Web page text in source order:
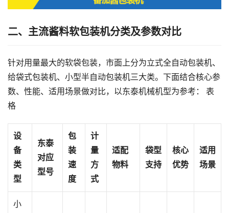
二、主流酱料软包装机分类及参数对比
针对用量最大的软袋包装，市面上分为立式全自动包装机、
给袋式包装机、小型半自动包装机三大类。下面结合核心参
数、性能、适用场景做对比，以东泰机械机型为参考： 表
格
设
备
类
型
东泰
对应
型号
包
装
速
度
计
量
方
式
适配
物料
袋型
支持
核心
优势
适用
场景
小